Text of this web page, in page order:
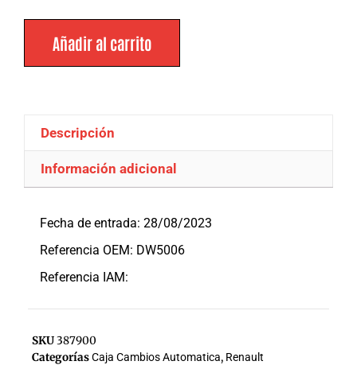
Añadir al carrito
Descripción
Información adicional
Fecha de entrada: 28/08/2023
Referencia OEM: DW5006
Referencia IAM:
SKU387900
CategoríasCaja Cambios Automatica, Renault